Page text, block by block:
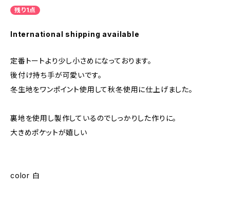
残り1点
International shipping available
定番トートより少し小さめになっております。
後付け持ち手が可愛いです。
冬生地をワンポイント使用して秋冬使用に仕上げました。
裏地を使用し製作しているのでしっかりした作りに。
大きめポケットが嬉しい
color 白